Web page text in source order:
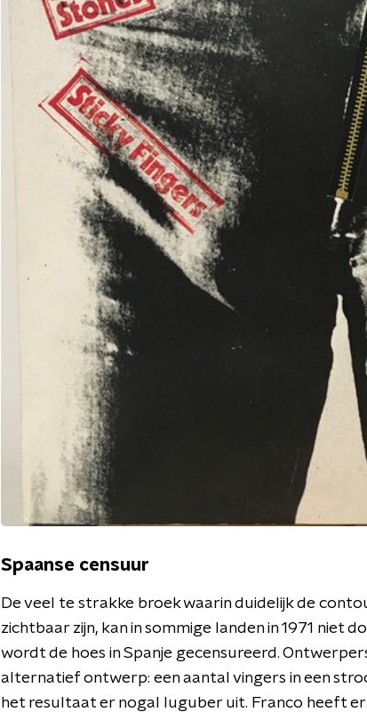
Spaanse censuur
De veel te strakke broek waarin duidelijk de
zichtbaar zijn, kan in sommige landen in 1971 niet
wordt de hoes in Spanje gecensureerd.
alternatief ontwerp: een aantal vingers in een
het resultaat er nogal luguber uit. Franco heeft er